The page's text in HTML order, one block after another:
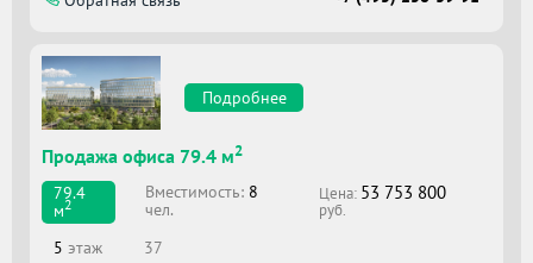
Подробнее
Продажа офиса 79.4 м2
79.4
м2
Вместимоcть: 8
чел.
Цена: 53 753 800
руб.
5 этаж 37